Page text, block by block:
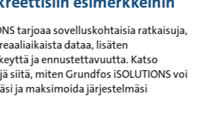
tarjoaa sovelluskohtaisia ratkaisuja,
dataa, lisäten
ja ennustettavuutta. Katso
siitä, miten Grundfos iSOLUTIONS voi
ja maksimoida järjestelmäsi